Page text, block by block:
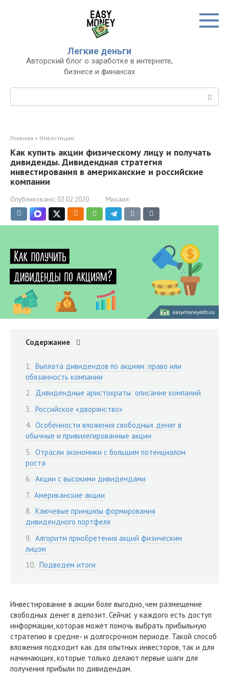
Легкие деньги
Авторский блог о заработке в интернете,
бизнесе и финансах
Поиск:
Главная » Инвестиции
Как купить акции физическому лицу и получать
дивиденды. Дивидендная стратегия
инвестирования в американские и российские
компании
Опубликовано: 02.02.2020 Михаил
Содержание
Выплата дивидендов по акциям: право или
обязанность компании
Дивидендные аристократы: описание компаний
Российское «дворянство»
Особенности вложения свободных денег в
обычные и привилегированные акции
Отрасли экономики с большим потенциалом
роста
Акции с высокими дивидендами
Американские акции
Ключевые принципы формирования
дивидендного портфеля
Алгоритм приобретения акций физическим
лицом
Подведем итоги
Инвестирование в акции боле выгодно, чем размещение
свободных денег в депозит. Сейчас у каждого есть доступ
информации, которая может помочь выбрать прибыльную
стратегию в средне- и долгосрочном периоде. Такой способ
вложения подходит как для опытных инвесторов, так и для
начинающих, которые только делают первые шаги для
получения прибыли по дивидендам.